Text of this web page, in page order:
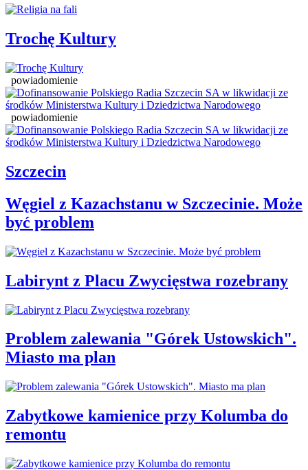
Trochę Kultury
powiadomienie
powiadomienie
Szczecin
Węgiel z Kazachstanu w Szczecinie. Może
być problem
Labirynt z Placu Zwycięstwa rozebrany
Problem zalewania "Górek Ustowskich".
Miasto ma plan
Zabytkowe kamienice przy Kolumba do
remontu